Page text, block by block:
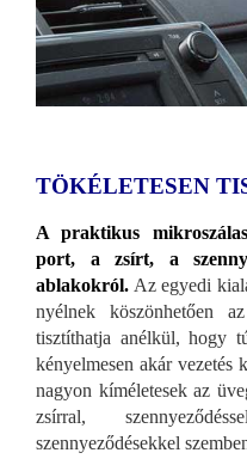
TÖKÉLETESEN
A praktikus
port, a zsírt, a
ablakokról. Az egyedi
nyélnek köszönhetően
tisztíthatja anélkül, hogy
kényelmesen akár vezetés
nagyon kíméletesek az
zsírral,
szennyeződésekkel